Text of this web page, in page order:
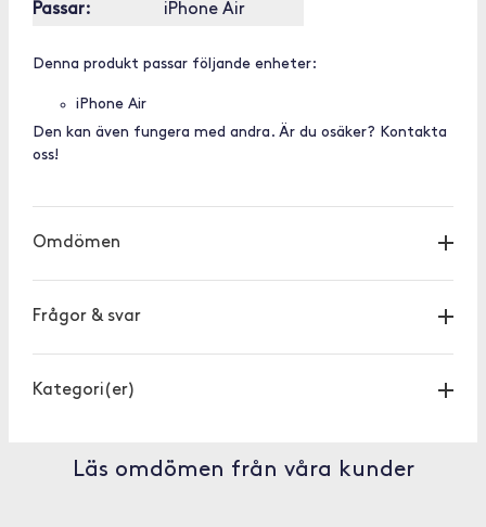
Passar: iPhone Air
Denna produkt passar följande enheter:
iPhone Air
Den kan även fungera med andra. Är du osäker? Kontakta
oss!
Omdömen
Frågor & svar
Kategori(er)
Läs omdömen från våra kunder